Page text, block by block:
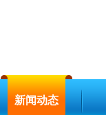
新闻动态